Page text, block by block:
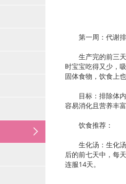
第一周：代谢排
生产完的前三天
时宝宝吃得又少，
固体食物，饮食上
目标：排除体内
容易消化且营养丰
饮食推荐：
生化汤：生化汤
后的前七天中，每
连服14天。